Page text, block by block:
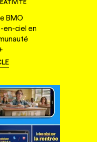
BMO
en-ciel en